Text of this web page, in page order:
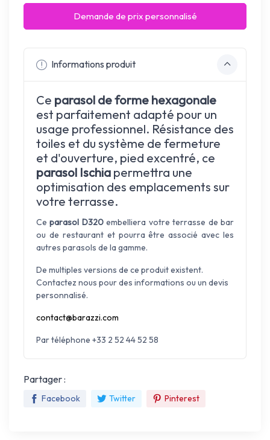
Demande de prix personnalisé
Informations produit
Ce parasol de forme hexagonale
est parfaitement adapté pour un
usage professionnel. Résistance des
toiles et du système de fermeture
et d'ouverture, pied excentré, ce
parasol Ischia permettra une
optimisation des emplacements sur
votre terrasse.
Ceparasol D320embelliera votre terrasse de bar
ou de restaurant et pourra être associé avec les
autres parasols de la gamme.
De multiples versions de ce produit existent.
Contactez nous pour des informations ou un devis
personnalisé.
contact@barazzi.com
Par téléphone +33 2 52 44 52 58
Partager :
Facebook Twitter Pinterest